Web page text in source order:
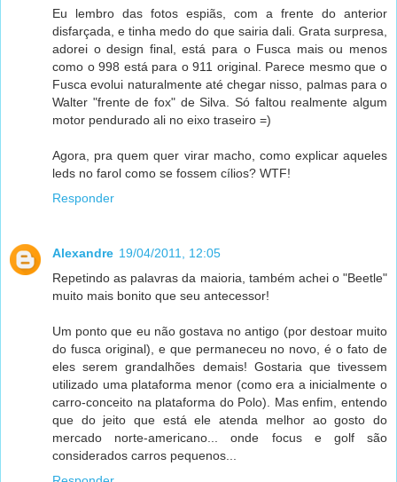
Eu lembro das fotos espiãs, com a frente do anterior
disfarçada, e tinha medo do que sairia dali. Grata surpresa,
adorei o design final, está para o Fusca mais ou menos
como o 998 está para o 911 original. Parece mesmo que o
Fusca evolui naturalmente até chegar nisso, palmas para o
Walter "frente de fox" de Silva. Só faltou realmente algum
motor pendurado ali no eixo traseiro =)
Agora, pra quem quer virar macho, como explicar aqueles
leds no farol como se fossem cílios? WTF!
Responder
Alexandre 19/04/2011, 12:05
Repetindo as palavras da maioria, também achei o "Beetle"
muito mais bonito que seu antecessor!
Um ponto que eu não gostava no antigo (por destoar muito
do fusca original), e que permaneceu no novo, é o fato de
eles serem grandalhões demais! Gostaria que tivessem
utilizado uma plataforma menor (como era a inicialmente o
carro-conceito na plataforma do Polo). Mas enfim, entendo
que do jeito que está ele atenda melhor ao gosto do
mercado norte-americano... onde focus e golf são
considerados carros pequenos...